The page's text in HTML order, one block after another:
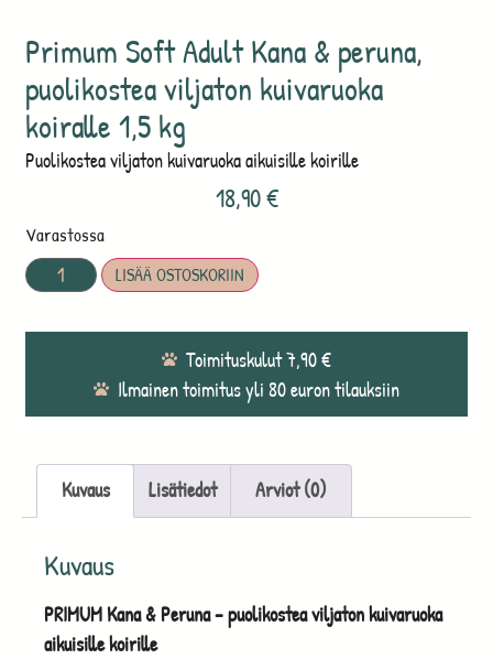
Primum Soft Adult Kana & peruna,
puolikostea viljaton kuivaruoka
koiralle 1,5 kg
Puolikostea viljaton kuivaruoka aikuisille koirille
18,90€
Varastossa
LISÄÄ OSTOSKORIIN
Toimituskulut 7,90 €
Ilmainen toimitus yli 80 euron tilauksiin
Kuvaus Lisätiedot Arviot (0)
Kuvaus
PRIMUM Kana & Peruna – puolikostea viljaton kuivaruoka
aikuisille koirille